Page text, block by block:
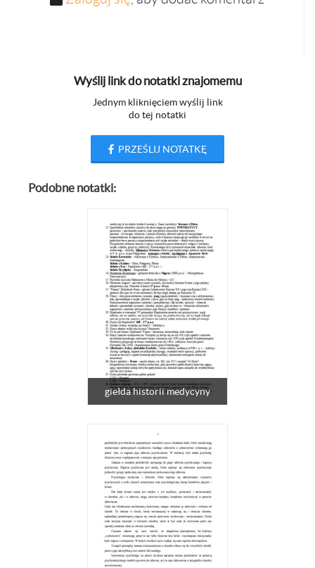
Wyślij link do notatki znajomemu
Jednym kliknięciem wyślij link
do tej notatki
PRZEŚLIJ NOTATKĘ
Podobne notatki:
giełda historii medycyny